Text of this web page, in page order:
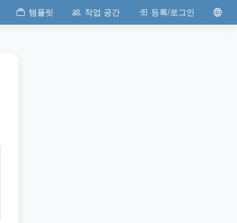
템플릿 작업 공간 등록/로그인